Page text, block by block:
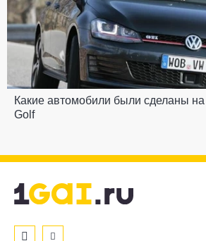
Какие автомобили были сделаны
Golf